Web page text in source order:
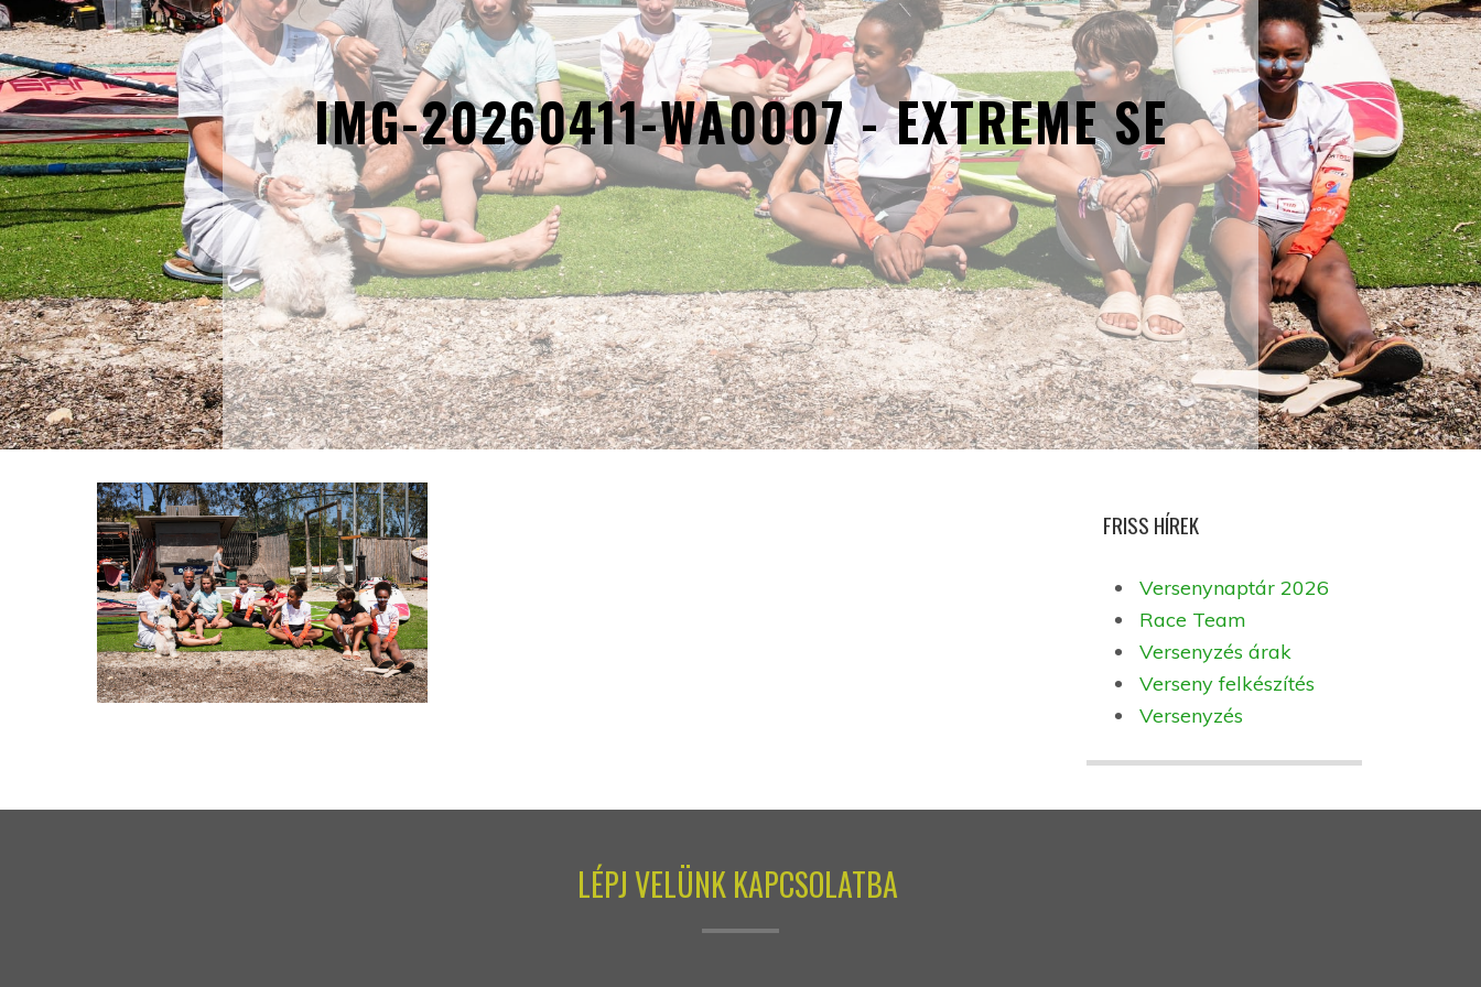
IMG-20260411-WA0007 - EXTREME SE
FRISS HÍREK
Versenynaptár 2026
Race Team
Versenyzés árak
Verseny felkészítés
Versenyzés
LÉPJ VELÜNK KAPCSOLATBA